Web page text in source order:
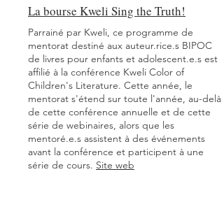
La bourse Kweli Sing the Truth!
Parrainé par Kweli, ce programme de
mentorat destiné aux auteur.rice.s BIPOC
de livres pour enfants et adolescent.e.s est
affilié à la conférence Kweli Color of
Children's Literature. Cette année, le
mentorat s'étend sur toute l'année, au-delà
de cette conférence annuelle et de cette
série de webinaires, alors que les
mentoré.e.s assistent à des événements
avant la conférence et participent à une
série de cours. Site web